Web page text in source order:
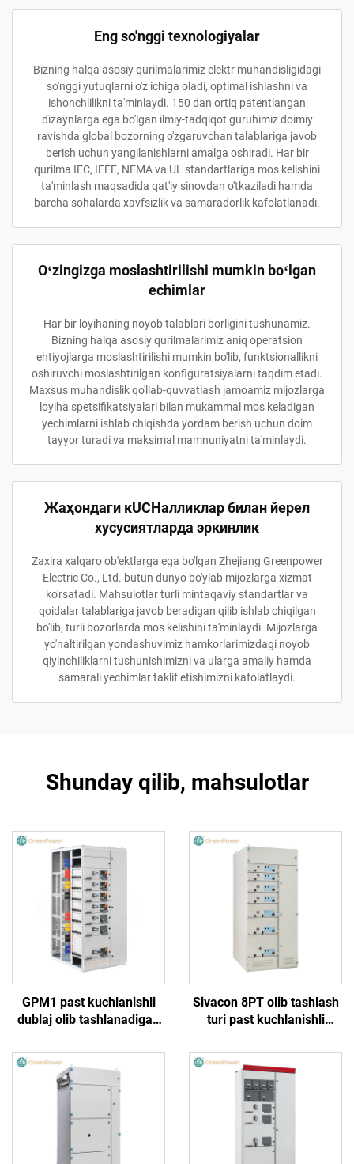
Eng so'nggi texnologiyalar
Bizning halqa asosiy qurilmalarimiz elektr muhandisligidagi
so'nggi yutuqlarni o'z ichiga oladi, optimal ishlashni va
ishonchlilikni ta'minlaydi. 150 dan ortiq patentlangan
dizaynlarga ega bo'lgan ilmiy-tadqiqot guruhimiz doimiy
ravishda global bozorning o'zgaruvchan talablariga javob
berish uchun yangilanishlarni amalga oshiradi. Har bir
qurilma IEC, IEEE, NEMA va UL standartlariga mos kelishini
ta'minlash maqsadida qat'iy sinovdan o'tkaziladi hamda
barcha sohalarda xavfsizlik va samaradorlik kafolatlanadi.
Oʻzingizga moslashtirilishi mumkin boʻlgan
echimlar
Har bir loyihaning noyob talablari borligini tushunamiz.
Bizning halqa asosiy qurilmalarimiz aniq operatsion
ehtiyojlarga moslashtirilishi mumkin bo'lib, funktsionallikni
oshiruvchi moslashtirilgan konfiguratsiyalarni taqdim etadi.
Maxsus muhandislik qo'llab-quvvatlash jamoamiz mijozlarga
loyiha spetsifikatsiyalari bilan mukammal mos keladigan
yechimlarni ishlab chiqishda yordam berish uchun doim
tayyor turadi va maksimal mamnuniyatni ta'minlaydi.
Жаҳондаги кUCHалликлар билан йерел
хусусиятларда эркинлик
Zaxira xalqaro ob'ektlarga ega bo'lgan Zhejiang Greenpower
Electric Co., Ltd. butun dunyo bo'ylab mijozlarga xizmat
ko'rsatadi. Mahsulotlar turli mintaqaviy standartlar va
qoidalar talablariga javob beradigan qilib ishlab chiqilgan
bo'lib, turli bozorlarda mos kelishini ta'minlaydi. Mijozlarga
yo'naltirilgan yondashuvimiz hamkorlarimizdagi noyob
qiyinchiliklarni tushunishimizni va ularga amaliy hamda
samarali yechimlar taklif etishimizni kafolatlaydi.
Shunday qilib, mahsulotlar
GPM1 past kuchlanishli
dublaj olib tashlanadigan
Sivacon 8PT olib tashlash
turi past kuchlanishli